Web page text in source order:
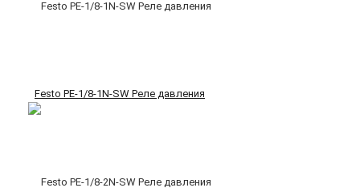
Festo PE-1/8-1N-SW Реле давления